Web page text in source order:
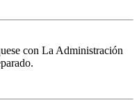
con La Administración